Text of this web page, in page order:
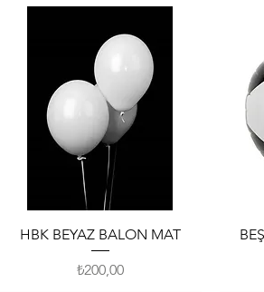
Hızlı Bakış
HBK BEYAZ BALON MAT
Fiyat
₺200,00